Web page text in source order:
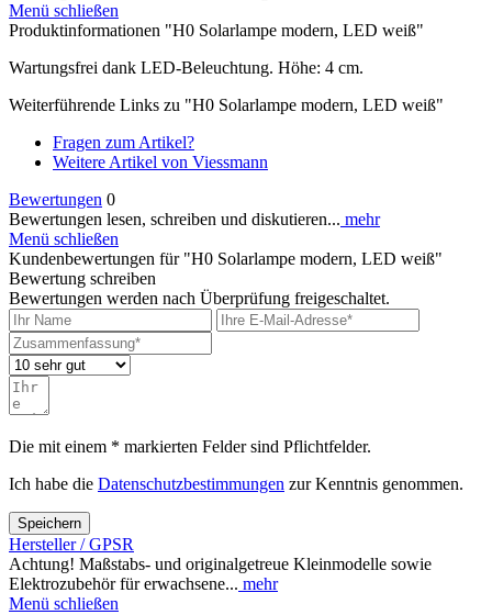
Menü schließen
Produktinformationen "H0 Solarlampe modern, LED weiß"
Wartungsfrei dank LED-Beleuchtung. Höhe: 4 cm.
Weiterführende Links zu "H0 Solarlampe modern, LED weiß"
Fragen zum Artikel?
Weitere Artikel von Viessmann
Bewertungen 0
Bewertungen lesen, schreiben und diskutieren... mehr
Menü schließen
Kundenbewertungen für "H0 Solarlampe modern, LED weiß"
Bewertung schreiben
Bewertungen werden nach Überprüfung freigeschaltet.
Die mit einem * markierten Felder sind Pflichtfelder.
Ich habe die Datenschutzbestimmungen zur Kenntnis genommen.
Speichern
Hersteller / GPSR
Achtung! Maßstabs- und originalgetreue Kleinmodelle sowie
Elektrozubehör für erwachsene... mehr
Menü schließen